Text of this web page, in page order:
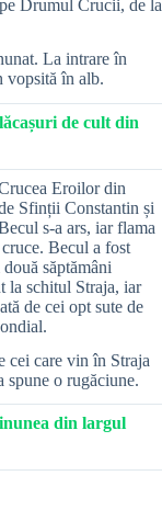
Drumul Crucii, de la
La intrare în
vopsită în alb.
de cult din
Eroilor din
Sfinții Constantin și
s-a ars, iar flama
Becul a fost
săptămâni
la schitul Straja, iar
de cei opt sute de
cei care vin în Straja
spune o rugăciune.
din largul